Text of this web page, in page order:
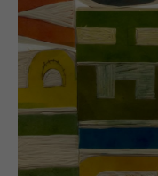
Nullam quis